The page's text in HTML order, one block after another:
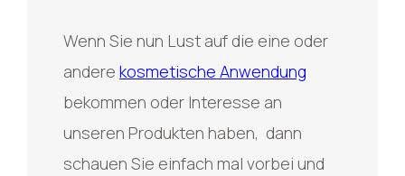
Wenn Sie nun Lust auf die eine oder
andere kosmetische Anwendung
bekommen oder Interesse an
unseren Produkten haben, dann
schauen Sie einfach mal vorbei und